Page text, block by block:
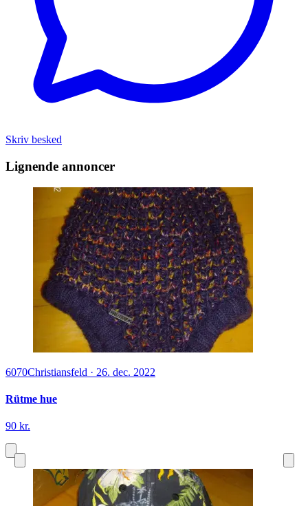
Skriv besked
Lignende annoncer
6070Christiansfeld · 26. dec. 2022
Rütme hue
90 kr.